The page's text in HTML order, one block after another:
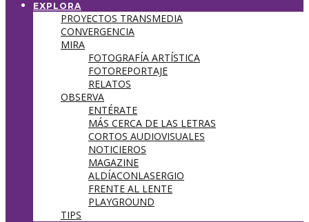
EXPLORA
PROYECTOS TRANSMEDIA
CONVERGENCIA
MIRA
FOTOGRAFÍA ARTÍSTICA
FOTOREPORTAJE
RELATOS
OBSERVA
ENTÉRATE
MÁS CERCA DE LAS LETRAS
CORTOS AUDIOVISUALES
NOTICIEROS
MAGAZINE
ALDÍACONLASERGIO
FRENTE AL LENTE
PLAYGROUND
TIPS